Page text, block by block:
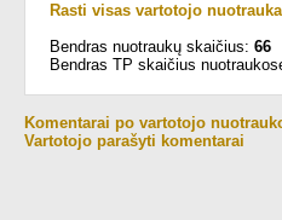
Rasti visas vartotojo
Bendras nuotraukų skaičius: 66
Bendras TP skaičius
Komentarai po vartotojo
Vartotojo parašyti komentarai